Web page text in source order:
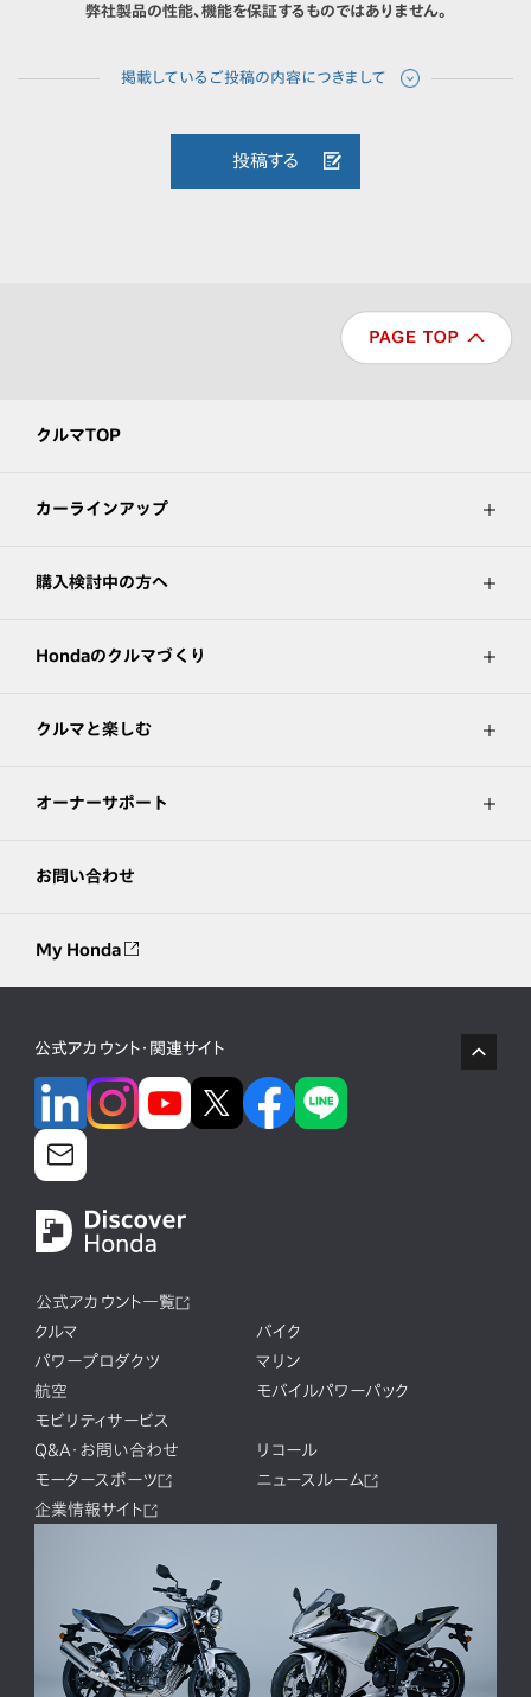
弊社製品の性能、機能を保証するものではありません。
投稿する
クルマTOP
カーラインアップ
購入検討中の方へ
Hondaのクルマづくり
クルマと楽しむ
オーナーサポート
お問い合わせ
My Honda
公式アカウント・関連サイト
公式アカウント一覧
クルマ
バイク
パワープロダクツ
マリン
航空
モバイルパワーパック
モビリティサービス
Q&A・お問い合わせ
リコール
モータースポーツ
ニュースルーム
企業情報サイト